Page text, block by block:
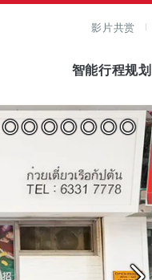
影片共赏
智能行程规划